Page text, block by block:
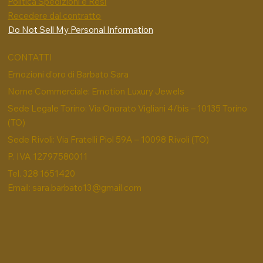
Recedere dal contratto
Do Not Sell My Personal Information
CONTATTI
Emozioni d'oro di Barbato Sara
Nome Commerciale: Emotion Luxury Jewels
Sede Legale Torino: Via Onorato Vigliani 4/bis – 10135 Torino
(TO)
Sede Rivoli: Via Fratelli Piol 59A – 10098 Rivoli (TO)
P. IVA 12797580011
Tel. 328 1651420
Email: sara.barbato13@gmail.com